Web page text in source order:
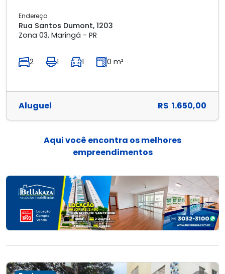
Endereço
Rua Santos Dumont, 1203
Zona 03, Maringá - PR
2 1 1 0 m²
Aluguel R$ 1.650,00
Aqui você encontra os melhores
empreendimentos